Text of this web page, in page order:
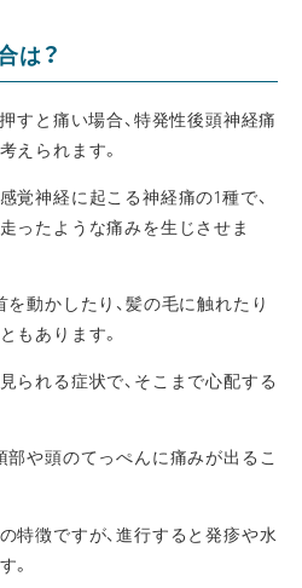
は？
すと痛い場合、特発性後頭神経痛
えられます。
覚神経に起こる神経痛の1種で、
ったような痛みを生じさせま
動かしたり、髪の毛に触れたり
もあります。
られる症状で、そこまで心配する
部や頭のてっぺんに痛みが出るこ
特徴ですが、進行すると発疹や水
。